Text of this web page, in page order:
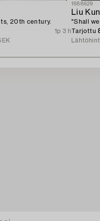
20th century.
1p 3 h
1688629
Liu
"Shall
Tarjottu